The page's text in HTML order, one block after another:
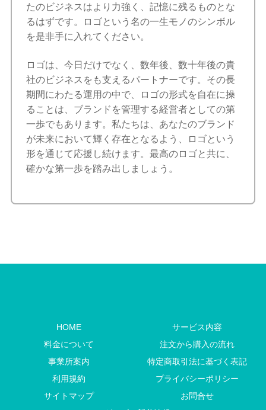
たのビジネスはより力強く、記憶に残るものとな
るはずです。ロゴという名の一生モノのシンボル
を是非手に入れてください。
ロゴは、今日だけでなく、数年後、数十年後の貴
社のビジネスをも支えるパートナーです。その長
期間にわたる運用の中で、ロゴの形式を自在に操
ることは、ブランドを管理する経営者としての第
一歩でもあります。私たちは、あなたのブランド
が未来において輝く存在となるよう、ロゴという
形を通じて応援し続けます。最高のロゴと共に、
確かな第一歩を踏み出しましょう。
HOME
サービス内容
料金について
注文から購入の流れ
事業所案内
特定商取引法に基づく表記
利用規約
プライバシーポリシー
サイトマップ
お問合せ